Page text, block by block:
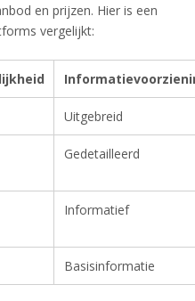
en prijzen. Hier is een
vergelijkt:
Uitgebreid
Gedetailleerd
Informatief
Basisinformatie